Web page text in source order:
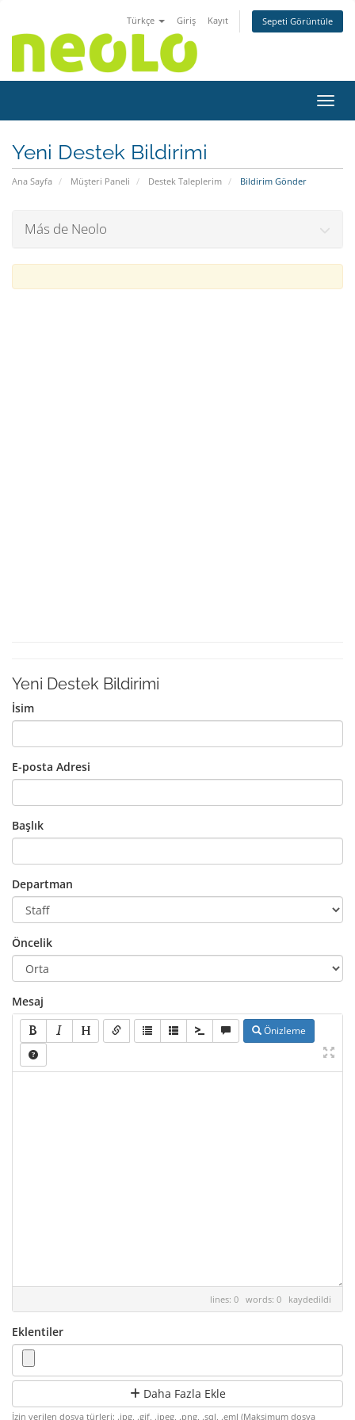
Türkçe Giriş Kayıt Sepeti Görüntüle
Yeni Destek Bildirimi
Ana Sayfa Müşteri Paneli Destek Taleplerim Bildirim Gönder
Más de Neolo
Yeni Destek Bildirimi
İsim
E-posta Adresi
Başlık
Departman
Öncelik
Mesaj
Önizleme
lines: 0 words: 0 kaydedildi
Eklentiler
Daha Fazla Ekle
İzin verilen dosya türleri: .jpg, .gif, .jpeg, .png, .sql, .eml (Maksimum dosya